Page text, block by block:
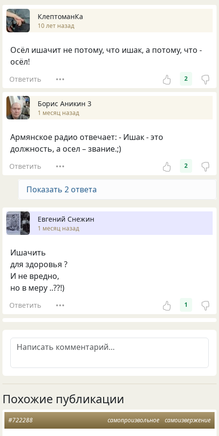
КлептоманКа
10 лет назад
Осёл ишачит не потому, что ишак, а потому, что -
осёл!
Ответить 2
Борис Аникин 3
1 месяц назад
Армянское радио отвечает: - Ишак - это
должность, а осел – звание.;)
Ответить 2
Показать 2 ответа
Евгений Снежин
1 месяц назад
Ишачить
для здоровья ?
И не вредно,
но в меру ..??!)
Ответить 1
Похожие публикации
самопроизвольное самоизвержение
#722288